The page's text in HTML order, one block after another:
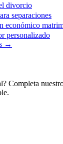
divorcio
separaciones
económico
personalizado
→
Completa